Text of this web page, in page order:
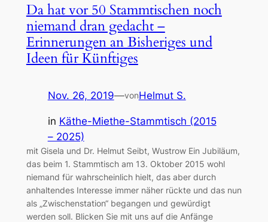
Da hat vor 50 Stammtischen noch
niemand dran gedacht –
Erinnerungen an Bisheriges und
Ideen für Künftiges
Nov. 26, 2019—vonHelmut S.
in Käthe-Miethe-Stammtisch (2015
– 2025)
mit Gisela und Dr. Helmut Seibt, Wustrow Ein Jubiläum,
das beim 1. Stammtisch am 13. Oktober 2015 wohl
niemand für wahrscheinlich hielt, das aber durch
anhaltendes Interesse immer näher rückte und das nun
als „Zwischenstation“ begangen und gewürdigt
werden soll. Blicken Sie mit uns auf die Anfänge